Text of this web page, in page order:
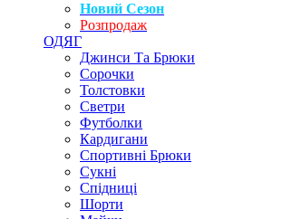
Новий Сезон
Розпродаж
ОДЯГ
Джинси Та Брюки
Сорочки
Толстовки
Светри
Футболки
Кардигани
Спортивні Брюки
Сукні
Спідниці
Шорти